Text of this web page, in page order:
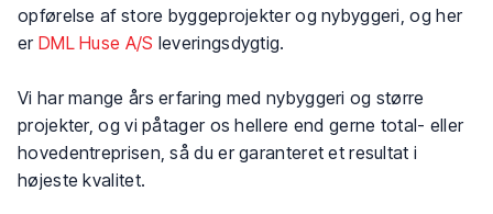
opførelse af store byggeprojekter og nybyggeri, og her
er DML Huse A/S leveringsdygtig.
Vi har mange års erfaring med nybyggeri og større
projekter, og vi påtager os hellere end gerne total- eller
hovedentreprisen, så du er garanteret et resultat i
højeste kvalitet.